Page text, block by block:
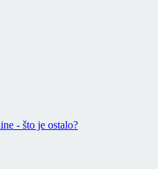
- što je ostalo?